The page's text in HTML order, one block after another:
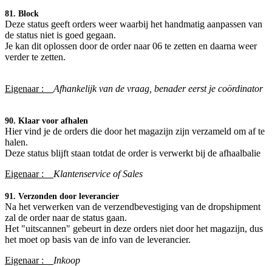
81. Block
Deze status geeft orders weer waarbij het handmatig aanpassen van
de status niet is goed gegaan.
Je kan dit oplossen door de order naar 06 te zetten en daarna weer
verder te zetten.
Eigenaar : Afhankelijk van de vraag, benader eerst je coördinator​
90. Klaar voor afhalen
Hier vind je de orders die door het magazijn zijn verzameld om af te
halen.
Deze status blijft staan totdat de order is verwerkt bij de afhaalbalie
Eigenaar :
Klantenservice of Sales
91. Verzonden door leverancier
Na het verwerken van de verzendbevestiging van de dropshipment
zal de order naar de status gaan.
Het "uitscannen" gebeurt in deze orders niet door het magazijn, dus
het moet op basis van de info van de leverancier.
Eigenaar :
Inkoop